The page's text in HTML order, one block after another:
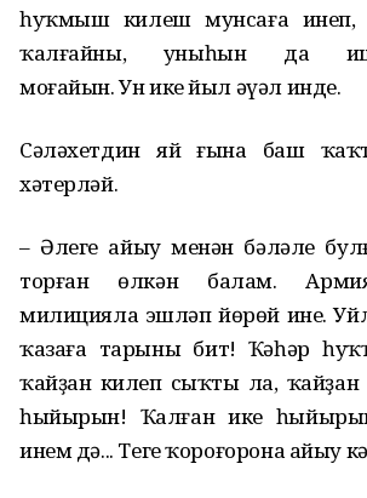
һуҡмыш килеш мунсаға инеп,
ҡалғайны, уныһын да
моғайын. Ун ике йыл әүәл инде.
Сәләхетдин яй ғына баш
хәтерләй.
– Әлеге айыу менән бәләле
торған өлкән балам.
милицияла эшләп йөрөй ине.
ҡазаға тарыны бит! Ҡәһәр
ҡайҙан килеп сыҡты ла,
һыйырын! Ҡалған ике
инем дә... Теге ҡороғорона айыу